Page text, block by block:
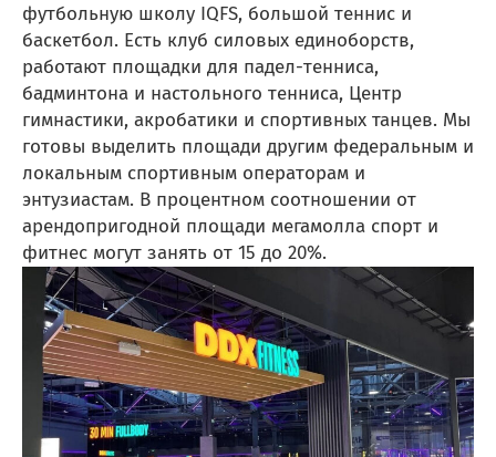
футбольную школу IQFS, большой теннис и
баскетбол. Есть клуб силовых единоборств,
работают площадки для падел-тенниса,
бадминтона и настольного тенниса, Центр
гимнастики, акробатики и спортивных танцев. Мы
готовы выделить площади другим федеральным и
локальным спортивным операторам и
энтузиастам. В процентном соотношении от
арендопригодной площади мегамолла спорт и
фитнес могут занять от 15 до 20%.